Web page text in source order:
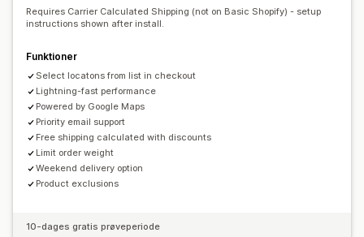
Requires Carrier Calculated Shipping (not on Basic Shopify) - setup
instructions shown after install.
Funktioner
Select locatons from list in checkout
Lightning-fast performance
Powered by Google Maps
Priority email support
Free shipping calculated with discounts
Limit order weight
Weekend delivery option
Product exclusions
10-dages gratis prøveperiode